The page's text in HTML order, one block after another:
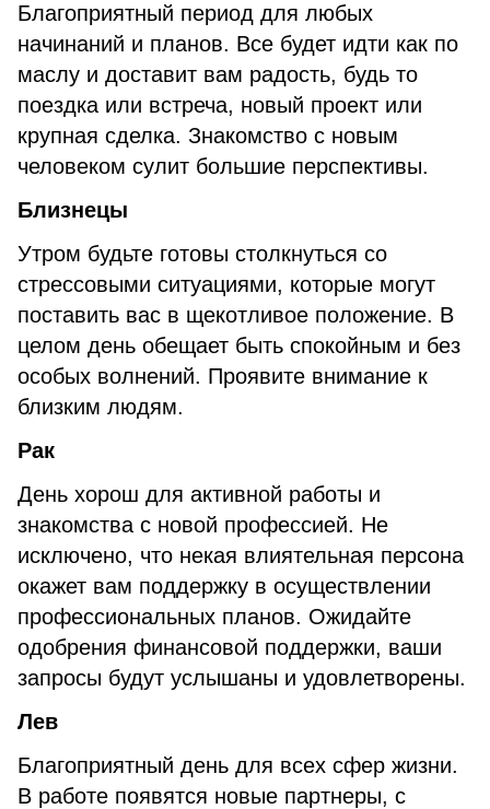
Благоприятный период для любых
начинаний и планов. Все будет идти как по
маслу и доставит вам радость, будь то
поездка или встреча, новый проект или
крупная сделка. Знакомство с новым
человеком сулит большие перспективы.
Близнецы
Утром будьте готовы столкнуться со
стрессовыми ситуациями, которые могут
поставить вас в щекотливое положение. В
целом день обещает быть спокойным и без
особых волнений. Проявите внимание к
близким людям.
Рак
День хорош для активной работы и
знакомства с новой профессией. Не
исключено, что некая влиятельная персона
окажет вам поддержку в осуществлении
профессиональных планов. Ожидайте
одобрения финансовой поддержки, ваши
запросы будут услышаны и удовлетворены.
Лев
Благоприятный день для всех сфер жизни.
В работе появятся новые партнеры, с